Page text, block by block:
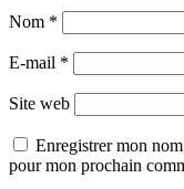
Nom *
E-mail *
Site web
Enregistrer mon
pour mon prochain